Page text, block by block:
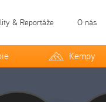
& Reportáže O nás
Kempy